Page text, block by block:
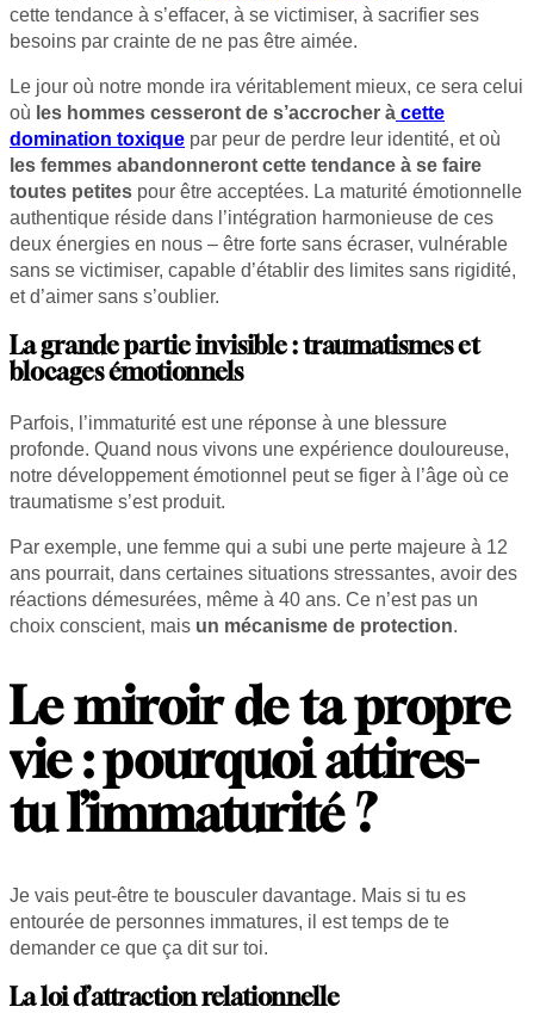
cette tendance à s’effacer, à se victimiser, à sacrifier ses
besoins par crainte de ne pas être aimée.
Le jour où notre monde ira véritablement mieux, ce sera celui
où les hommes cesseront de s’accrocher à cette
domination toxique par peur de perdre leur identité, et où
les femmes abandonneront cette tendance à se faire
toutes petites pour être acceptées. La maturité émotionnelle
authentique réside dans l’intégration harmonieuse de ces
deux énergies en nous – être forte sans écraser, vulnérable
sans se victimiser, capable d’établir des limites sans rigidité,
et d’aimer sans s’oublier.
La grande partie invisible : traumatismes et
blocages émotionnels
Parfois, l’immaturité est une réponse à une blessure
profonde. Quand nous vivons une expérience douloureuse,
notre développement émotionnel peut se figer à l’âge où ce
traumatisme s’est produit.
Par exemple, une femme qui a subi une perte majeure à 12
ans pourrait, dans certaines situations stressantes, avoir des
réactions démesurées, même à 40 ans. Ce n’est pas un
choix conscient, mais un mécanisme de protection.
Le miroir de ta propre
vie : pourquoi attires-
tu l’immaturité ?
Je vais peut-être te bousculer davantage. Mais si tu es
entourée de personnes immatures, il est temps de te
demander ce que ça dit sur toi.
La loi d’attraction relationnelle